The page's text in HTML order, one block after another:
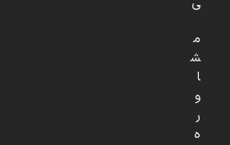
م
ش
ا
و
ر
ه